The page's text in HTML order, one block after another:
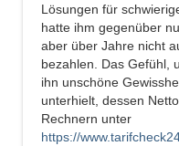
Lösungen für
hatte ihm gegenüber
aber über Jahre nicht
bezahlen. Das Gefühl,
ihn unschöne
unterhielt, dessen
Rechnern unter
https://